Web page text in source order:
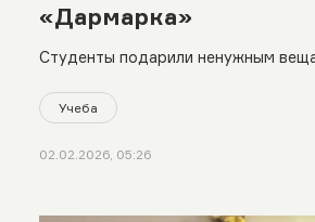
«Дармарка»
Студенты подарили ненужным
Учеба
02.02.2026, 05:26